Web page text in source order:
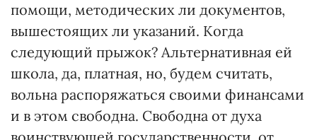
помощи, методических ли документов,
вышестоящих ли указаний. Когда
следующий прыжок? Альтернативная ей
школа, да, платная, но, будем считать,
вольна распоряжаться своими финансами
и в этом свободна. Свободна от духа